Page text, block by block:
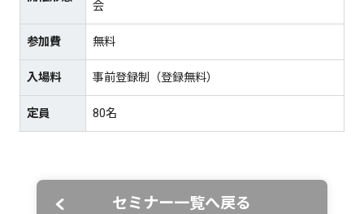
会
参加費 無料
入場料 事前登録制（登録無料）
定員 80名
セミナー一覧へ戻る